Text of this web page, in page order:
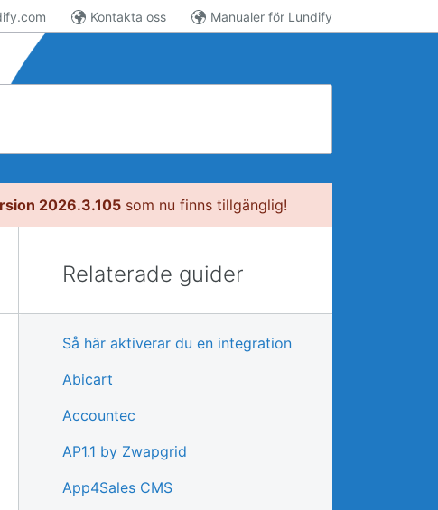
Kontakta oss Manualer för Lundify
2026.3.105 som nu finns tillgänglig!
Relaterade guider
Så här aktiverar du en integration
Abicart
Accountec
AP1.1 by Zwapgrid
App4Sales CMS